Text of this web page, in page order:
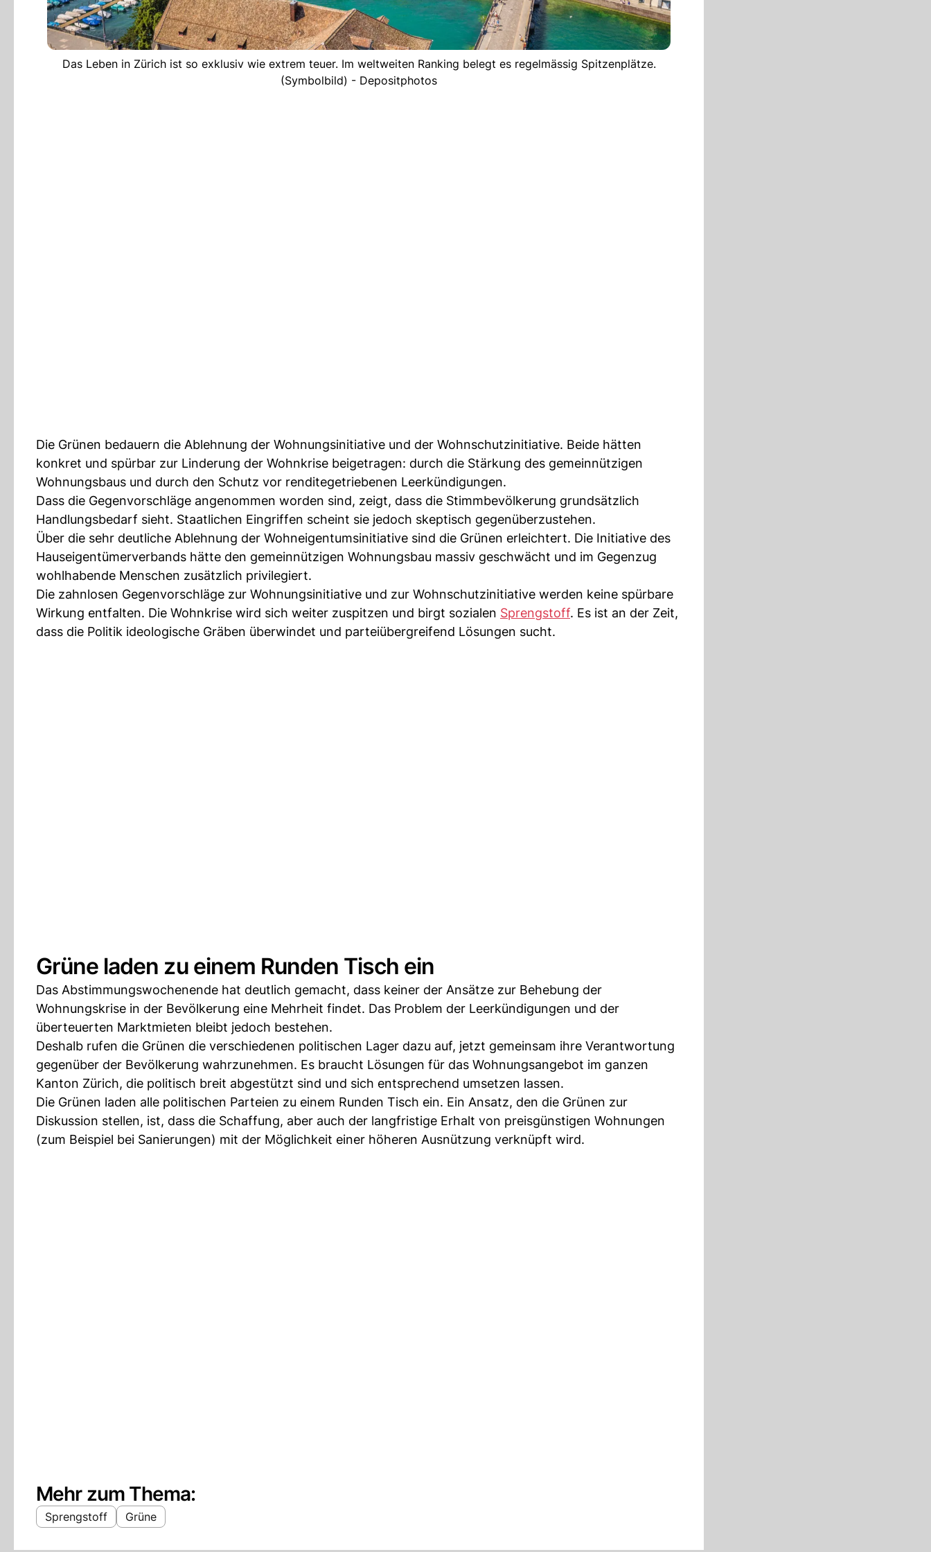
Das Leben in Zürich ist so exklusiv wie extrem teuer. Im weltweiten Ranking belegt es regelmässig Spitzenplätze.
(Symbolbild) - Depositphotos
Die Grünen bedauern die Ablehnung der Wohnungsinitiative und der Wohnschutzinitiative. Beide hätten
konkret und spürbar zur Linderung der Wohnkrise beigetragen: durch die Stärkung des gemeinnützigen
Wohnungsbaus und durch den Schutz vor renditegetriebenen Leerkündigungen.
Dass die Gegenvorschläge angenommen worden sind, zeigt, dass die Stimmbevölkerung grundsätzlich
Handlungsbedarf sieht. Staatlichen Eingriffen scheint sie jedoch skeptisch gegenüberzustehen.
Über die sehr deutliche Ablehnung der Wohneigentumsinitiative sind die Grünen erleichtert. Die Initiative des
Hauseigentümerverbands hätte den gemeinnützigen Wohnungsbau massiv geschwächt und im Gegenzug
wohlhabende Menschen zusätzlich privilegiert.
Die zahnlosen Gegenvorschläge zur Wohnungsinitiative und zur Wohnschutzinitiative werden keine spürbare
Wirkung entfalten. Die Wohnkrise wird sich weiter zuspitzen und birgt sozialen Sprengstoff. Es ist an der Zeit,
dass die Politik ideologische Gräben überwindet und parteiübergreifend Lösungen sucht.
Grüne laden zu einem Runden Tisch ein
Das Abstimmungswochenende hat deutlich gemacht, dass keiner der Ansätze zur Behebung der
Wohnungskrise in der Bevölkerung eine Mehrheit findet. Das Problem der Leerkündigungen und der
überteuerten Marktmieten bleibt jedoch bestehen.
Deshalb rufen die Grünen die verschiedenen politischen Lager dazu auf, jetzt gemeinsam ihre Verantwortung
gegenüber der Bevölkerung wahrzunehmen. Es braucht Lösungen für das Wohnungsangebot im ganzen
Kanton Zürich, die politisch breit abgestützt sind und sich entsprechend umsetzen lassen.
Die Grünen laden alle politischen Parteien zu einem Runden Tisch ein. Ein Ansatz, den die Grünen zur
Diskussion stellen, ist, dass die Schaffung, aber auch der langfristige Erhalt von preisgünstigen Wohnungen
(zum Beispiel bei Sanierungen) mit der Möglichkeit einer höheren Ausnützung verknüpft wird.
Mehr zum Thema:
Sprengstoff Grüne